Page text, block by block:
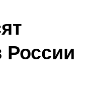
России